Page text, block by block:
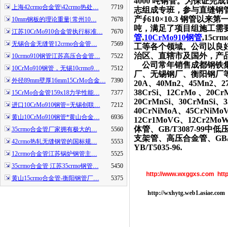
上海42crmo合金管\42crmo热处…
7719
10mm钢板的理论重量| 常州10…
7678
江苏10CrMo910合金管执行标准…
7670
无锡合金无缝管12crmo合金管…
7569
10crmo910钢管江苏高压合金管…
7522
10CrMo910钢管，无锡10crmo9…
7512
外径89mm壁厚16mm15CrMo合金…
7390
15CrMo合金管159x18力学性能…
7377
进口10CrMo910钢管=无锡创联…
7212
黄山10CrMo910钢管*黄山合金…
6936
35crmo合金管厂家拥有极大的…
5560
42crmo热轧无缝钢管的国标规…
5553
12crmo合金管江苏锅炉钢管主…
5525
35crmo合金管 江苏35crmo钢管…
5450
黄山15crmo合金管-衡阳钢管厂…
5375
志组成专班，参与直缝钢
产∮610×10.3 钢管以来第
吨，满足了项目组施工需
管,10CrMo910钢管
工等各个领域。公司以良
治区、直辖市及国外，产
公司常年销售成都钢铁
厂、无锡钢厂、衡阳钢厂
20A、40Mn2、45Mn2、
38CrSi、12CrMo 、
20CrMnSi、30CrMnSi、
40CrNiMoA、
12Cr1MoVG、
体管、GB/T3087-99中低
支架管、高压合金管、
YB/T5035-96.
http://www.wxggxs.com
http://wxhytg.web1.asiae.com